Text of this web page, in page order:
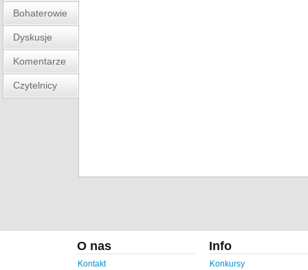
Bohaterowie
Dyskusje
Komentarze
Czytelnicy
O nas
Kontakt
Info
Konkursy